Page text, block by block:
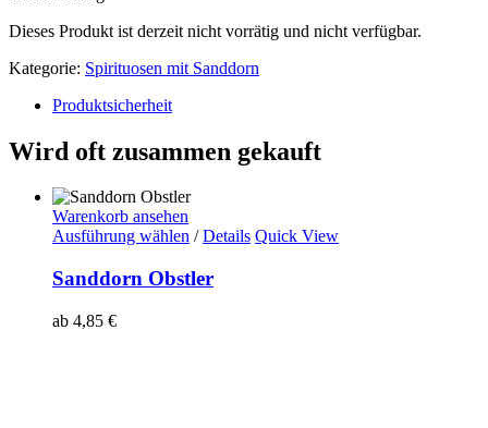
Dieses Produkt ist derzeit nicht vorrätig und nicht verfügbar.
Kategorie: Spirituosen mit Sanddorn
Produktsicherheit
Wird oft zusammen gekauft
Warenkorb ansehen
Ausführung wählen / Details Quick View
Sanddorn Obstler
ab 4,85 €